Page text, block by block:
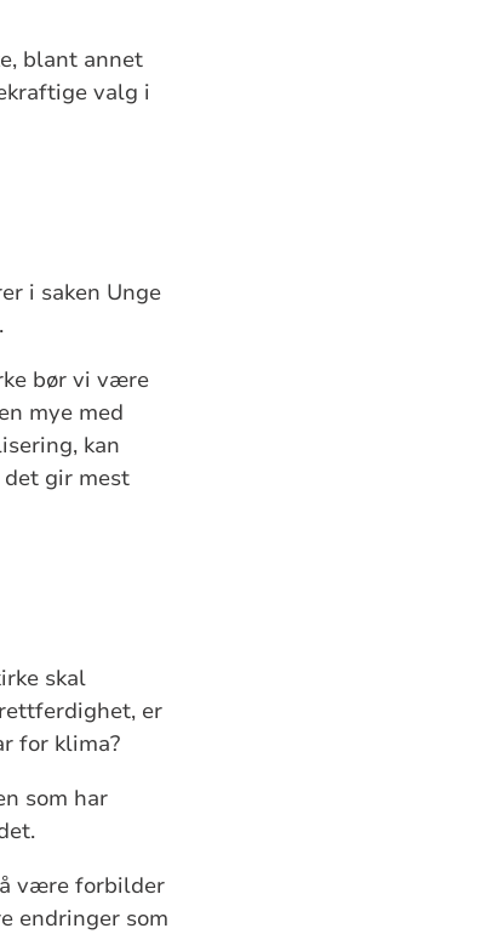
blant annet
valg i
i saken Unge
bør vi være
mye med
kan
gir mest
skal
er
for klima?
som har
være forbilder
endringer som